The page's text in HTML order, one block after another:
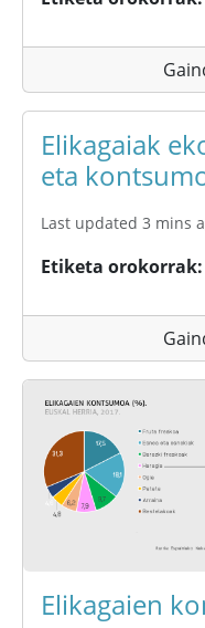
Elikagaiak
eta
Last updated 3 mins
Etiketa orokorrak
Elikagaien